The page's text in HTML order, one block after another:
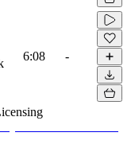
6:08 -